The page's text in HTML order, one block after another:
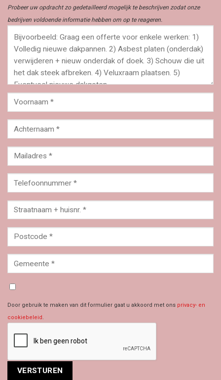
Probeer uw opdracht zo gedetailleerd mogelijk te beschrijven zodat onze
bedrijven voldoende informatie hebben om op te reageren.
Door gebruik te maken van dit formulier gaat u akkoord met ons privacy- en
cookiebeleid.